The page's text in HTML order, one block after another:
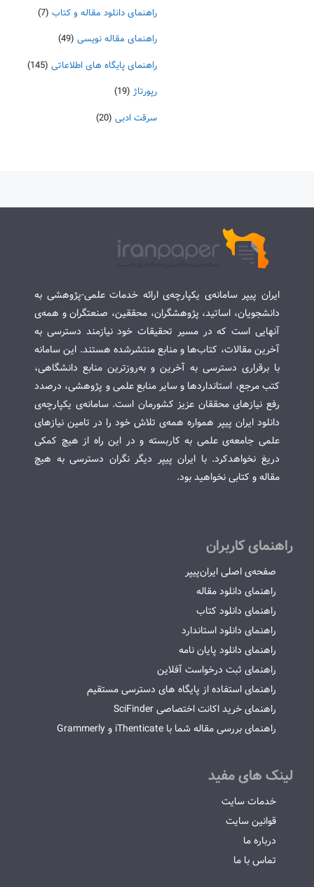
راهنمای دانلود مقاله و کتاب (7)
راهنمای مقاله نویسی (49)
راهنمای پایگاه های اطلاعاتی (145)
رپورتاژ (19)
سرقت ادبی (20)
ایران پیپر سامانه‌ی یکپارچه‌ی ارائه خدمات علمی-پژوهشی به
دانشجویان، اساتید، پژوهشگران، محققین، صنعتگران و همه‌ی
آنهایی است که در مسیر تحقیقات خود نیازمند دسترسی به
آخرین مقالات، کتاب‌ها و منابع منتشرشده هستند. این سامانه
با برقراری دسترسی به آخرین و به‌روزترین منابع دانشگاهی،
کتب مرجع، استانداردها و سایر منابع علمی و پژوهشی، درصدد
رفع نیازهای محققان عزیز کشورمان است. سامانه‌ی یکپارچه‌ی
دانلود ایران پیپر همواره همه‌ی تلاش خود را در تامین نیازهای
علمی جامعه‌ی علمی به کاربسته و در این راه از هیچ کمکی
دریغ نخواهدکرد. با ایران پیپر دیگر نگران دسترسی به هیچ
مقاله و کتابی نخواهید بود.
راهنمای کاربران
صفحه‌ی اصلی ایران‌پیپر
راهنمای دانلود مقاله
راهنمای دانلود کتاب
راهنمای دانلود استاندارد
راهنمای دانلود پایان نامه
راهنمای ثبت درخواست آفلاین
راهنمای استفاده از پایگاه های دسترسی مستقیم
راهنمای خرید اکانت اختصاصی SciFinder
راهنمای بررسی مقاله شما با iThenticate و Grammerly
لینک های مفید
خدمات سایت
قوانین سایت
درباره ما
تماس با ما